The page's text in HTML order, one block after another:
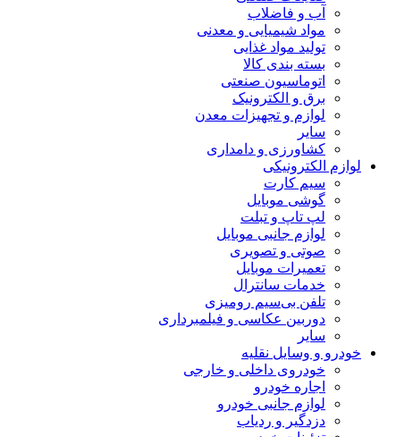
آب و فاضلاب
مواد شیمیایی و معدنی
تولید مواد غذایی
بسته بندی کالا
اتوماسیون صنعتی
برق و الکترونیک
لوازم و تجهیزات معدن
سایر
کشاورزی و دامداری
لوازم الکترونیکی
سیم کارت
گوشی موبایل
لپ تاپ و تبلت
لوازم جانبی موبایل
صوتی و تصویری
تعمیرات موبایل
خدمات سانترال
تلفن بی‌سیم رومیزی
دوربین عکاسی و فیلمبرداری
سایر
خودرو و وسایل نقلیه
خودروی داخلی و خارجی
اجاره خودرو
لوازم جانبی خودرو
دزدگیر و ردیاب